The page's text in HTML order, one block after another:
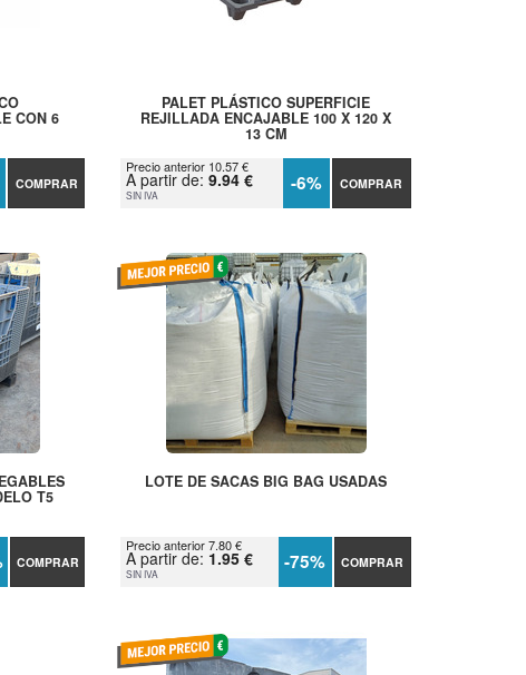
CON 6
COMPRAR
PALET PLÁSTICO SUPERFICIE
REJILLADA ENCAJABLE 100 X 120 X
13 CM
Precio anterior 10.57 €
A partir de:9.94 €
SIN IVA -6% COMPRAR
T5
COMPRAR
LOTE DE SACAS BIG BAG USADAS
Precio anterior 7.80 €
A partir de: 1.95 €
SIN IVA -75% COMPRAR